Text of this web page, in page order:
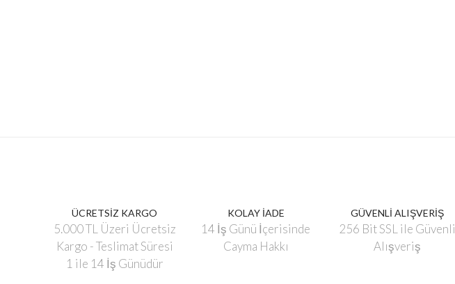
ÜCRETSİZ KARGO
5.000 TL Üzeri Ücretsiz
Kargo - Teslimat Süresi
1 ile 14 İş Günüdür
KOLAY İADE
14 İş Günü İçerisinde
Cayma Hakkı
GÜVENLİ ALIŞVERİŞ
256 Bit SSL ile Güvenli
Alışveriş